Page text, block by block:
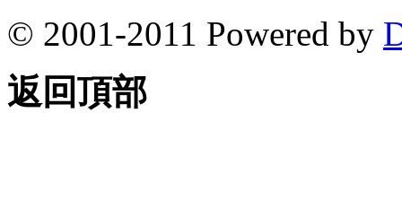
© 2001-2011 Powered by
返回頂部